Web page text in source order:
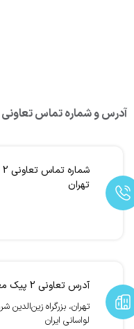
آدرس و شماره تماس تعاونی 2 پیک معتمد پرديس مسافربري شرق
تهران
آدرس تعاونی 2 پیک معتمد پرديس مسافربري شرق تهران
تهران، بزرگراه زين‌الدين
لواساني ايران